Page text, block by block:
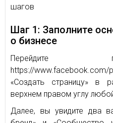
шагов
Шаг 1: Заполните
о бизнесе
Перейдите
https://www.facebook.com/
«Создать страницу» в
верхнем правом углу
Далее, вы увидите два